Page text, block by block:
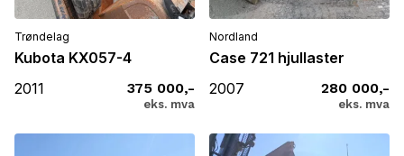
Trøndelag
Kubota KX057-4
2011
375 000,-
eks. mva
Nordland
Case 721 hjullaster
2007
280 000,-
eks. mva